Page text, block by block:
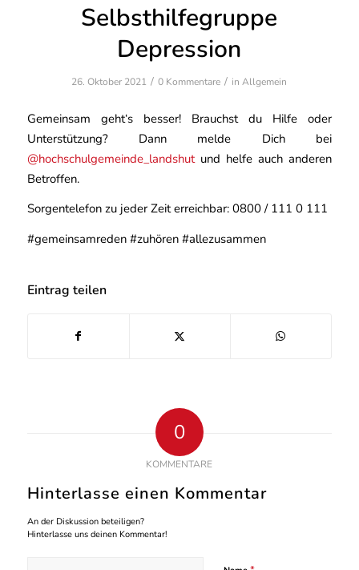
Selbsthilfegruppe
Depression
26. Oktober 2021 / 0 Kommentare / inAllgemein
Gemeinsam geht‘s besser! Brauchst du Hilfe oder
Unterstützung? Dann melde Dich bei
@hochschulgemeinde_landshutund helfe auch anderen
Betroffen.
Sorgentelefon zu jeder Zeit erreichbar: 0800 / 111 0 111
#gemeinsamreden #zuhören #allezusammen
Eintrag teilen
0
KOMMENTARE
Hinterlasse einen Kommentar
An der Diskussion beteiligen?
Hinterlasse uns deinen Kommentar!